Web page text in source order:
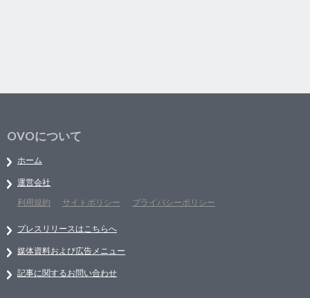
OVOについて
ホーム
運営会社
利用規約
サイトポリシー プライバシーポリシー
プレスリリースはこちらへ
媒体資料および広告メニュー
記事に関するお問い合わせ